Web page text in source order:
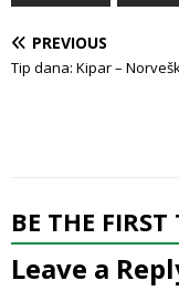
PREVIOUS
Tip dana: Kipar –
BE THE
Leave a